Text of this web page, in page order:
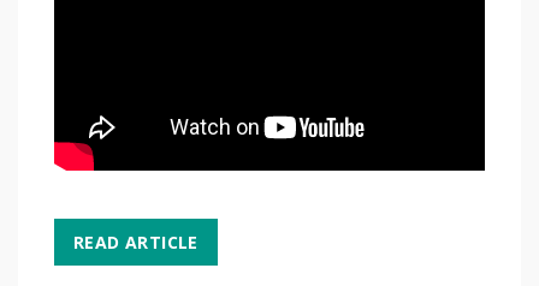
READ ARTICLE